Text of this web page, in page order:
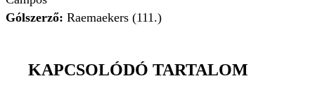
Gólszerző: Raemaekers (111.)
KAPCSOLÓDÓ TARTALOM